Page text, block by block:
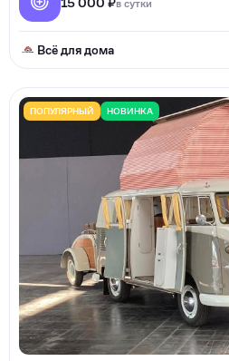
в сутки
Всё для дома
ПОПУЛЯРНЫЙ НОВИНКА